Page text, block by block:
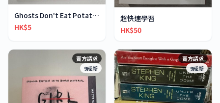
Ghosts Don't Eat Potato Chips
HK$5
超快速學習
HK$50
賣方請求
9成新
賣方請求
9成新